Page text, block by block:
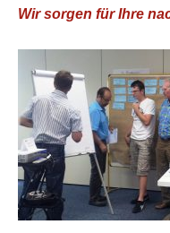
Wir sorgen für Ihre